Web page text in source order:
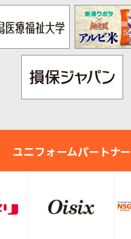
ユニフォームパートナー